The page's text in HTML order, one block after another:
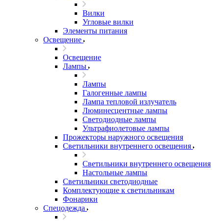
Вилки
Угловые вилки
Элементы питания
Освещение
Освещение
Лампы
Лампы
Галогенные лампы
Лампа тепловой излучатель
Люминесцентные лампы
Светодиодные лампы
Ультрафиолетовые лампы
Прожекторы наружного освещения
Светильники внутреннего освещения
Светильники внутреннего освещения
Настольные лампы
Светильники светодиодные
Комплектующие к светильникам
Фонарики
Спецодежда